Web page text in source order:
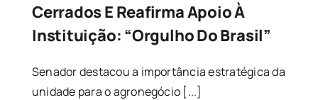
Cerrados E Reafirma Apoio À
Instituição: “Orgulho Do Brasil”
Senador destacou a importância estratégica da
unidade para o agronegócio [...]